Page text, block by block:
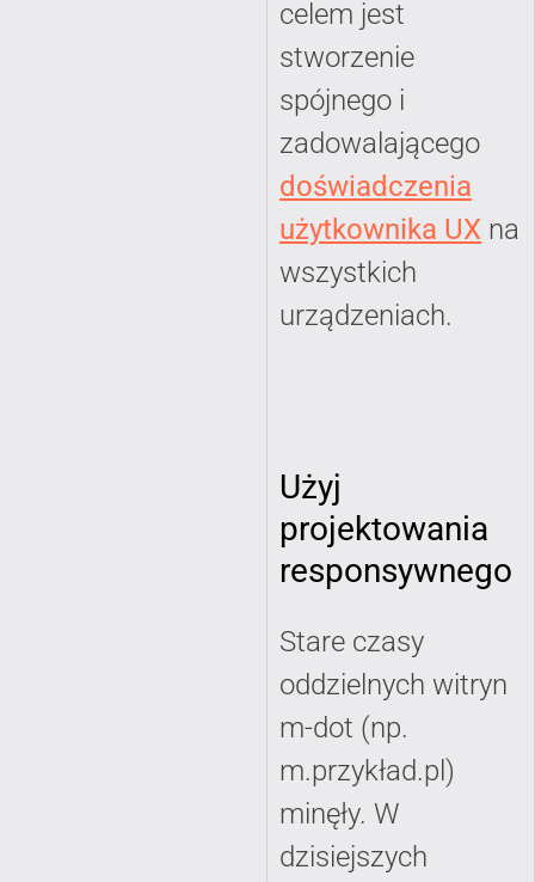
celem jest
stworzenie
spójnego i
zadowalającego
doświadczenia
użytkownika UX na
wszystkich
urządzeniach.
Użyj
projektowania
responsywnego
Stare czasy
oddzielnych witryn
m-dot (np.
m.przykład.pl)
minęły. W
dzisiejszych